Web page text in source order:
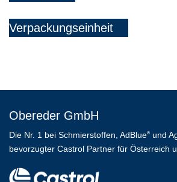
Verpackungseinheit
Obereder GmbH
Die Nr. 1 bei Schmierstoffen, AdBlue®
und
bevorzugter Castrol Partner für Österreich